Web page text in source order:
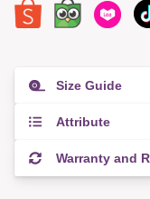
Size Guide
Attribute
Warranty and